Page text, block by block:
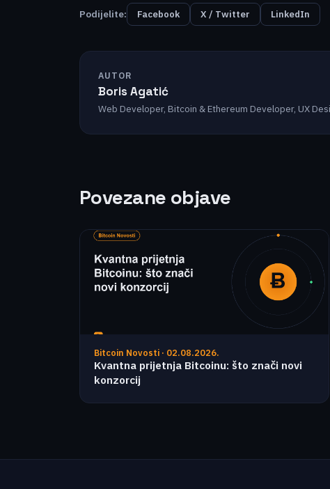
Podijelite: Facebook X / Twitter LinkedIn
AUTOR
Boris Agatić
Web Developer, Bitcoin & Ethereum Developer, UX
Povezane objave
Bitcoin Novosti · 02.08.2026.
Kvantna prijetnja Bitcoinu: što znači novi
konzorcij